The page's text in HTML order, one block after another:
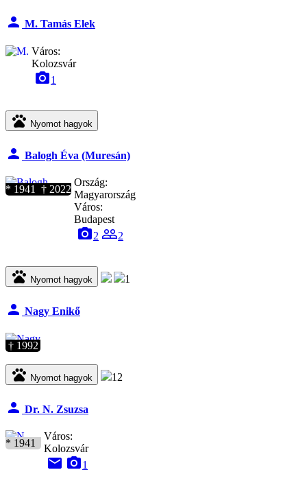
person M. Tamás Elek
Város:
Kolozsvár
camera_alt1
pets Nyomot hagyok
person Balogh Éva (Muresán)
* 1941 † 2022
Ország:
Magyarország
Város:
Budapest
camera_alt2 people_outline2
pets Nyomot hagyok 1
person Nagy Enikő
† 1992
pets Nyomot hagyok 12
person Dr. N. Zsuzsa
* 1941
Város:
Kolozsvár
email camera_alt1